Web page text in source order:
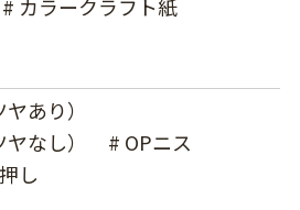
# カラークラフト紙
あり）
なし）
# OPニス
し